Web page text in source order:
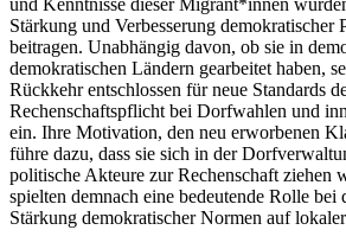
und Kenntnisse dieser Migrant*innen
Stärkung und Verbesserung demokratischer
beitragen. Unabhängig davon, ob sie in
demokratischen Ländern gearbeitet haben,
Rückkehr entschlossen für neue Standards
Rechenschaftspflicht bei Dorfwahlen und
ein. Ihre Motivation, den neu erworbenen
führe dazu, dass sie sich in der
politische Akteure zur Rechenschaft ziehen
spielten demnach eine bedeutende Rolle bei
Stärkung demokratischer Normen auf